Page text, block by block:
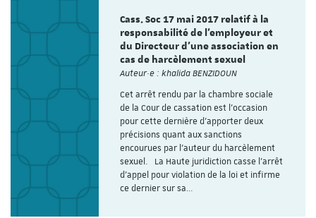
Cass. Soc 17 mai 2017 relatif à la
responsabilité de l'employeur et
du Directeur d'une association en
cas de harcèlement sexuel
Auteur·e : khalida BENZIDOUN
Cet arrêt rendu par la chambre sociale
de la Cour de cassation est l’occasion
pour cette dernière d’apporter deux
précisions quant aux sanctions
encourues par l’auteur du harcèlement
sexuel. La Haute juridiction casse l’arrêt
d’appel pour violation de la loi et infirme
ce dernier sur sa…